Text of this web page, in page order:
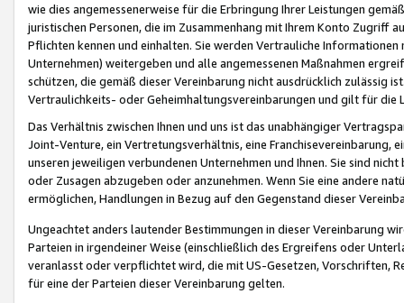
wie dies angemessenerweise für die Erbringung Ihrer Leistungen
juristischen Personen, die im Zusammenhang mit Ihrem Konto
Pflichten kennen und einhalten. Sie werden Vertrauliche
Unternehmen) weitergeben und alle angemessenen Maßnahmen
schützen, die gemäß dieser Vereinbarung nicht ausdrücklich zulässig
Vertraulichkeits- oder Geheimhaltungsvereinbarungen und gilt für die
Das Verhältnis zwischen Ihnen und uns ist das unabhängiger
Joint-Venture, ein Vertretungsverhältnis, eine Franchisevereinbarung,
unseren jeweiligen verbundenen Unternehmen und Ihnen. Sie sind
oder Zusagen abzugeben oder anzunehmen. Wenn Sie eine andere
ermöglichen, Handlungen in Bezug auf den Gegenstand dieser
Ungeachtet anders lautender Bestimmungen in dieser Vereinbarung
Parteien in irgendeiner Weise (einschließlich des Ergreifens oder
veranlasst oder verpflichtet wird, die mit US-Gesetzen, Vorschriften,
für eine der Parteien dieser Vereinbarung gelten.